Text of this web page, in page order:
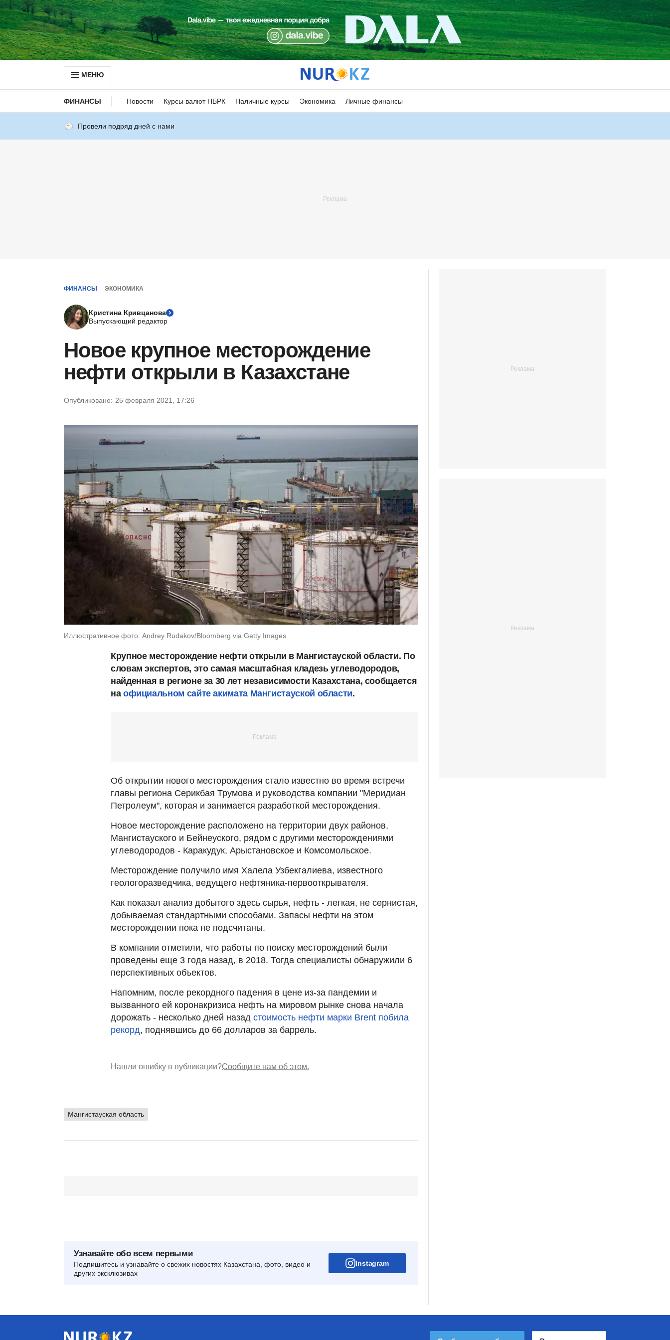
МЕНЮ
ФИНАНСЫ Новости Курсы валют НБРК Наличные курсы Экономика Личные финансы
Провели подряд дней с нами
ФИНАНСЫ ЭКОНОМИКА
Кристина Кривцанова
Выпускающий редактор
Новое крупное месторождение
нефти открыли в Казахстане
Опубликовано: 25 февраля 2021, 17:26
Иллюстративное фото: Andrey Rudakov/Bloomberg via Getty Images
Крупное месторождение нефти открыли в Мангистауской области. По
словам экспертов, это самая масштабная кладезь углеводородов,
найденная в регионе за 30 лет независимости Казахстана, сообщается
на официальном сайте акимата Мангистауской области.
Об открытии нового месторождения стало известно во время встречи
главы региона Серикбая Трумова и руководства компании "Меридиан
Петролеум", которая и занимается разработкой месторождения.
Новое месторождение расположено на территории двух районов,
Мангистауского и Бейнеуского, рядом с другими месторождениями
углеводородов - Каракудук, Арыстановское и Комсомольское.
Месторождение получило имя Халела Узбекгалиева, известного
геологоразведчика, ведущего нефтяника-первооткрывателя.
Как показал анализ добытого здесь сырья, нефть - легкая, не сернистая,
добываемая стандартными способами. Запасы нефти на этом
месторождении пока не подсчитаны.
В компании отметили, что работы по поиску месторождений были
проведены еще 3 года назад, в 2018. Тогда специалисты обнаружили 6
перспективных объектов.
Напомним, после рекордного падения в цене из-за пандемии и
вызванного ей коронакризиса нефть на мировом рынке снова начала
дорожать - несколько дней назад стоимость нефти марки Brent побила
рекорд, поднявшись до 66 долларов за баррель.
Нашли ошибку в публикации?Сообщите нам об этом.
Мангистауская область
Узнавайте обо всем первыми
Подпишитесь и узнавайте о свежих новостях Казахстана, фото, видео и
других эксклюзивах
Instagram